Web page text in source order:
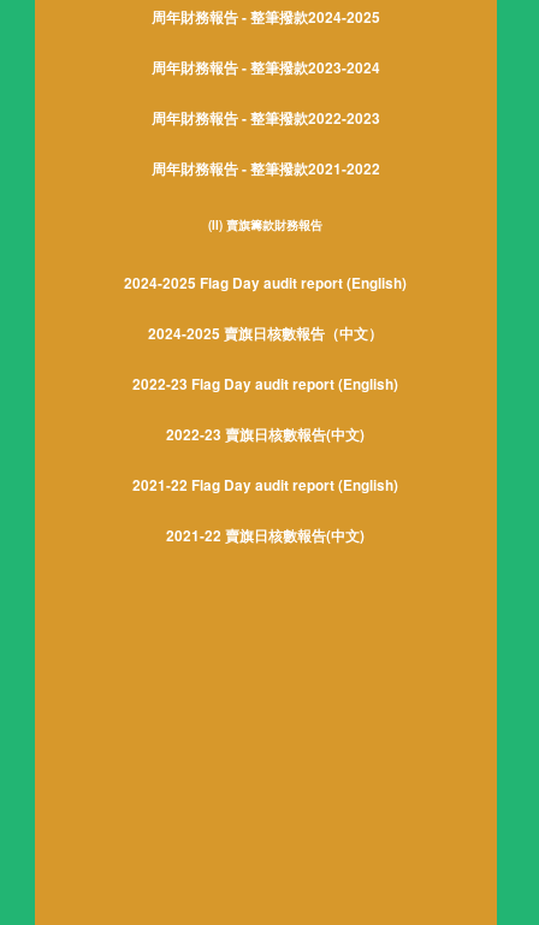
周年財務報告 - 整筆撥款2024-2025
周年財務報告 - 整筆撥款2023-2024
周年財務報告 - 整筆撥款2022-2023
周年財務報告 - 整筆撥款2021-2022
(II) 賣旗籌款財務報告
2024-2025 Flag Day audit report (English)
2024-2025 賣旗日核數報告（中文）
2022-23 Flag Day audit report (English)
2022-23 賣旗日核數報告(中文)
2021-22 Flag Day audit report (English)
2021-22 賣旗日核數報告(中文)